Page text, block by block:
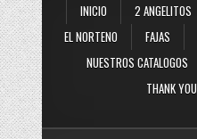
INICIO 2 ANGELITOS
EL NORTENO
FAJAS
NUESTROS CATALOGOS
THANK YOU